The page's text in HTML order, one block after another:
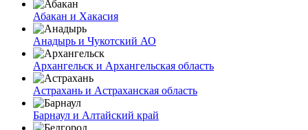
Абакан и Хакасия
Анадырь и Чукотский АО
Архангельск и Архангельская область
Астрахань и Астраханская область
Барнаул и Алтайский край